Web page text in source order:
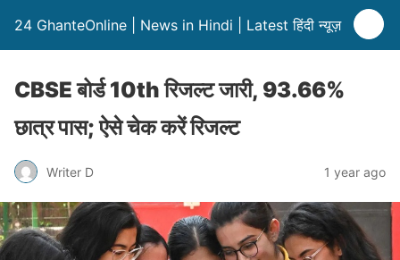
24 GhanteOnline | News in Hindi | Latest हिंदी न्यूज़
CBSE बोर्ड 10th रिजल्ट जारी, 93.66%
छात्र पास; ऐसे चेक करें रिजल्ट
Writer D 1 year ago